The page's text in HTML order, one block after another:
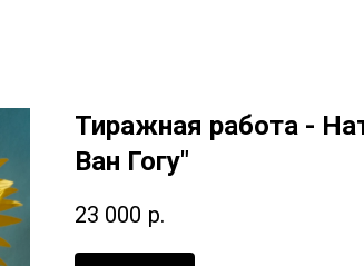
Тиражная работа -
Ван Гогу"
23 000 р.